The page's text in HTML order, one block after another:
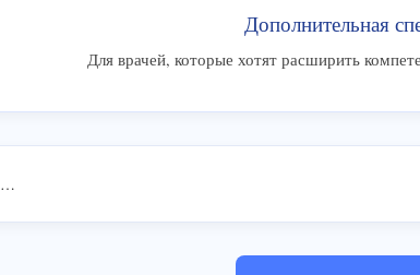
Дополнительная
Для врачей, которые хотят расширить
…